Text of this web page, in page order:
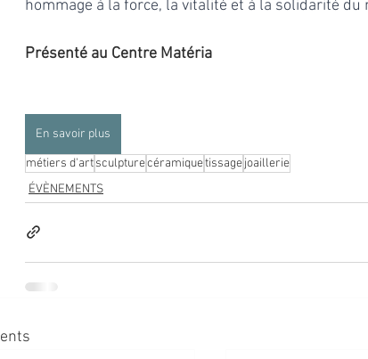
hommage à la force, la vitalité et à la solidarité
Présenté au Centre Matéria
En savoir plus
métiers d'artsculpturecéramiquetissagejoaillerie
ÉVÈNEMENTS